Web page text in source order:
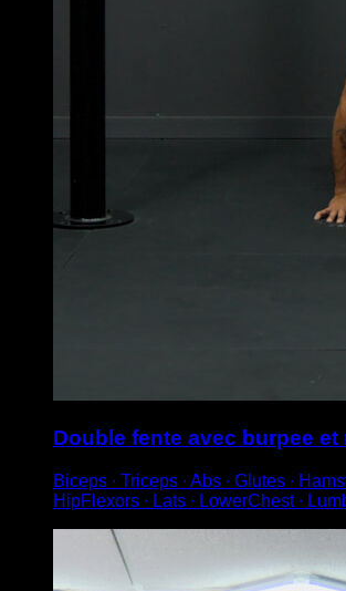
Double fente avec burpee et
Biceps ∙ Triceps ∙ Abs ∙ Glutes ∙
HipFlexors ∙ Lats ∙ LowerChest ∙